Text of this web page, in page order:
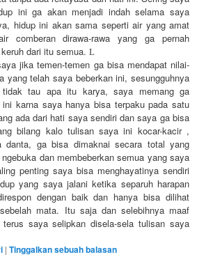
ini ga akan menjadi indah selama saya
hidup ini akan sama seperti air yang amat
comberan dirawa-rawa yang ga pernah
dari itu semua.L
jika temen-temen ga bisa mendapat nilai-
yang telah saya beberkan ini, sesungguhnya
tidak tau apa itu karya, saya memang ga
karna saya hanya bisa terpaku pada satu
ada dari hati saya sendiri dan saya ga bisa
bilang kalo tulisan saya ini kocar-kacir ,
danta, ga bisa dimaknai secara total yang
dan membeberkan semua yang saya
penting saya bisa menghayatinya sendiri
yang saya jalani ketika separuh harapan
dengan baik dan hanya bisa dilihat
mata. Itu saja dan selebihnya maaf
saya selipkan disela-sela tulisan saya
|Tinggalkan sebuah balasan